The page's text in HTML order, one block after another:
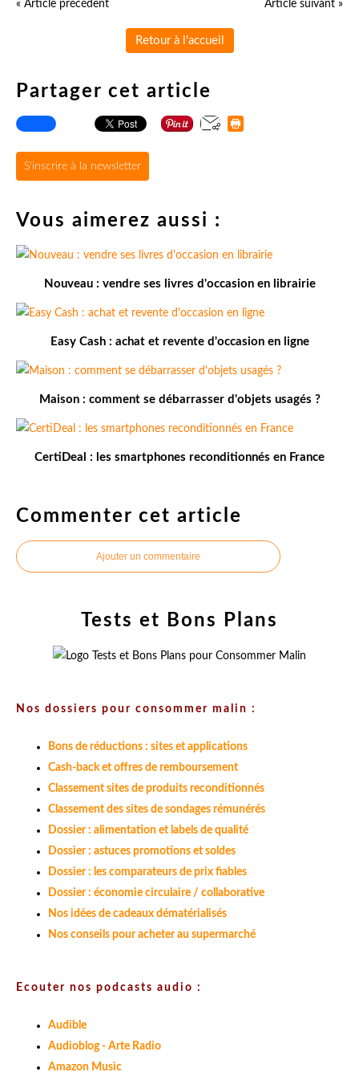
« Article précédent Article suivant »
Retour à l'accueil
Partager cet article
S'inscrire à la newsletter
Vous aimerez aussi :
Nouveau : vendre ses livres d'occasion en librairie
Easy Cash : achat et revente d'occasion en ligne
Maison : comment se débarrasser d'objets usagés ?
CertiDeal : les smartphones reconditionnés en France
Commenter cet article
Ajouter un commentaire
Tests et Bons Plans
Nos dossiers pour consommer malin :
Bons de réductions : sites et applications
Cash-back et offres de remboursement
Classement sites de produits reconditionnés
Classement des sites de sondages rémunérés
Dossier : alimentation et labels de qualité
Dossier : astuces promotions et soldes
Dossier : les comparateurs de prix fiables
Dossier : économie circulaire / collaborative
Nos idées de cadeaux dématérialisés
Nos conseils pour acheter au supermarché
Ecouter nos podcasts audio :
Audible
Audioblog - Arte Radio
Amazon Music